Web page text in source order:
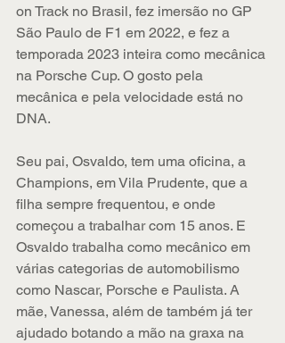
on Track no Brasil, fez imersão no GP
São Paulo de F1 em 2022, e fez a
temporada 2023 inteira como mecânica
na Porsche Cup. O gosto pela
mecânica e pela velocidade está no
DNA.
Seu pai, Osvaldo, tem uma oficina, a
Champions, em Vila Prudente, que a
filha sempre frequentou, e onde
começou a trabalhar com 15 anos. E
Osvaldo trabalha como mecânico em
várias categorias de automobilismo
como Nascar, Porsche e Paulista. A
mãe, Vanessa, além de também já ter
ajudado botando a mão na graxa na